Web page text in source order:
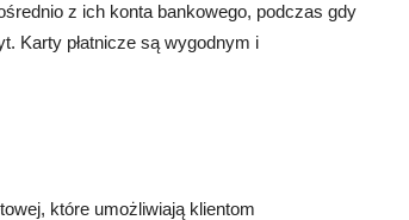
z ich konta bankowego, podczas gdy
Karty płatnicze są wygodnym i
które umożliwiają klientom